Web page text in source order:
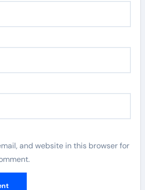
and website in this browser for